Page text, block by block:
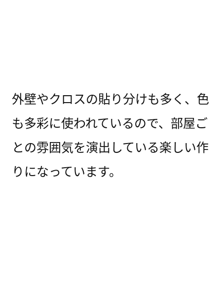
外壁やクロスの貼り分けも多く、色
も多彩に使われているので、部屋ご
との雰囲気を演出している楽しい作
りになっています。